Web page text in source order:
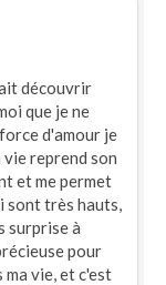
découvrir
que je ne
d'amour je
reprend son
et me permet
sont très hauts,
surprise à
pour
vie, et c'est